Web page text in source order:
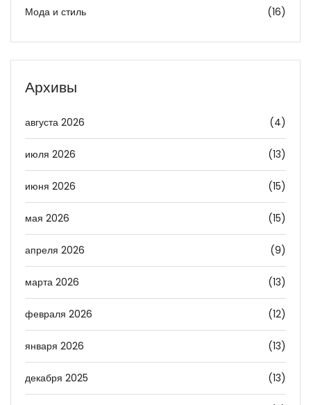
Мода и стиль (16)
Архивы
августа 2026 (4)
июля 2026 (13)
июня 2026 (15)
мая 2026 (15)
апреля 2026 (9)
марта 2026 (13)
февраля 2026 (12)
января 2026 (13)
декабря 2025 (13)